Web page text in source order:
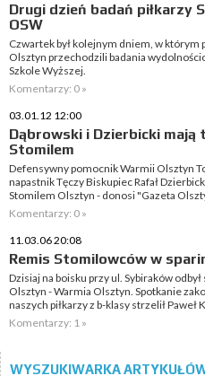
Drugi dzień badań piłkarzy
OSW
Czwartek był kolejnym dniem, w którym
Olsztyn przechodzili badania
Szkole Wyższej.
Komentarzy: 0 »
03.01.12 12:00
Dąbrowski i Dzierbicki mają
Stomilem
Defensywny pomocnik Warmii Olsztyn
napastnik Tęczy Biskupiec Rafał
Stomilem Olsztyn - donosi "Gazeta
Komentarzy: 0 »
11.03.06 20:08
Remis Stomilowców w
Dzisiaj na boisku przy ul. Sybiraków
Olsztyn - Warmia Olsztyn. Spotkanie
naszych piłkarzy z b-klasy strzelił
Komentarzy: 1 »
WYSZUKIWARKA